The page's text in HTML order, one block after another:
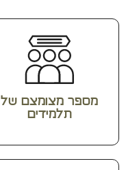
מספר מצומצם של
תלמידים